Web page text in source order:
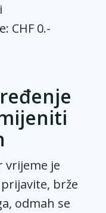
CHF 0.-
vrijeme je
brže
odmah se